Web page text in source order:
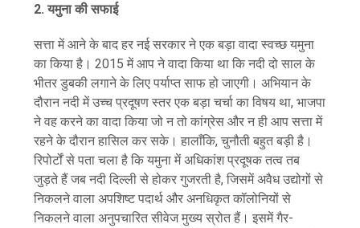
2. यमुना की सफाई
सत्ता में आने के बाद हर नई सरकार ने एक बड़ा वादा स्वच्छ यमुना
का किया है। 2015 में आप ने वादा किया था कि नदी दो साल के
भीतर डुबकी लगाने के लिए पर्याप्त साफ हो जाएगी। अभियान के
दौरान नदी में उच्च प्रदूषण स्तर एक बड़ा चर्चा का विषय था, भाजपा
ने वह करने का वादा किया जो न तो कांग्रेस और न ही आप सत्ता में
रहने के दौरान हासिल कर सके। हालाँकि, चुनौती बहुत बड़ी है।
रिपोर्टों से पता चला है कि यमुना में अधिकांश प्रदूषक तत्व तब
जुड़ते हैं जब नदी दिल्ली से होकर गुजरती है, जिसमें अवैध उद्योगों से
निकलने वाला अपशिष्ट पदार्थ और अनधिकृत कॉलोनियों से
निकलने वाला अनुपचारित सीवेज मुख्य स्रोत हैं। इसमें गैर-